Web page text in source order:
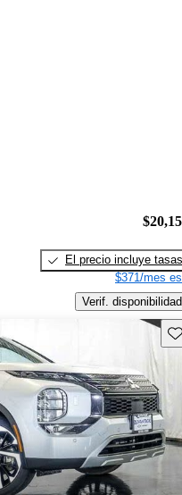
El precio incluye tasas
$371/mes
Verif. disponibilidad